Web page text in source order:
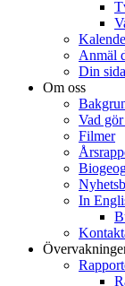
Anmäl
Din sida
Om oss
Vad
Filmer
In